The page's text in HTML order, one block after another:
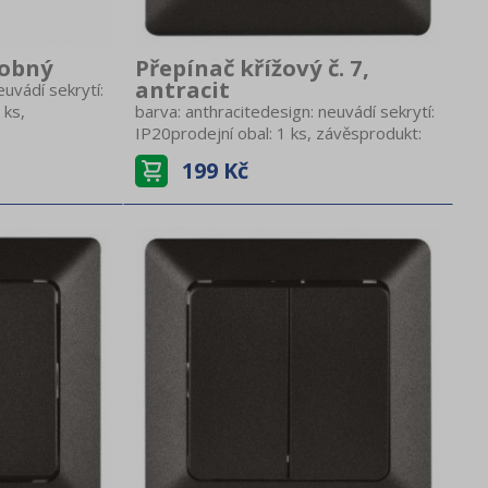
sekrytí:
pro
Přepínač křížový č. 7,
antracit
barva: anthracitedesign: neuvádí sekrytí:
IP20prodejní obal: 1 ks, závěsprodukt:
přepínač č. 7 křížovýprovedení: 1
tlačítkotyp: 250 V~/10 AXzpůsob
199 Kč